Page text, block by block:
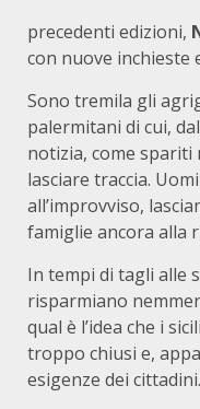
precedenti edizioni,
con nuove inchieste
Sono tremila gli
palermitani di cui,
notizia, come spariti
lasciare traccia.
all’improvviso,
famiglie ancora alla
In tempi di tagli alle
risparmiano
qual è l’idea che i
troppo chiusi e,
esigenze dei cittadini.